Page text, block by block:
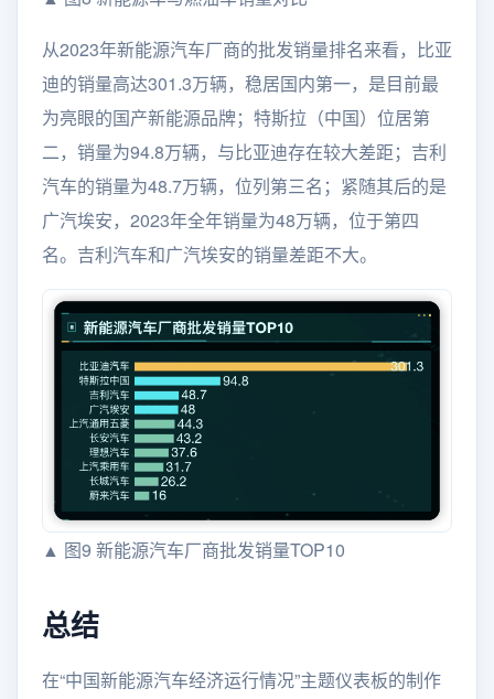
从2023年新能源汽车厂商的批发销量排名来看，比亚
迪的销量高达301.3万辆，稳居国内第一，是目前最
为亮眼的国产新能源品牌；特斯拉（中国）位居第
二，销量为94.8万辆，与比亚迪存在较大差距；吉利
汽车的销量为48.7万辆，位列第三名；紧随其后的是
广汽埃安，2023年全年销量为48万辆，位于第四
名。吉利汽车和广汽埃安的销量差距不大。
▲ 图9 新能源汽车厂商批发销量TOP10
总结
在“中国新能源汽车经济运行情况”主题仪表板的制作